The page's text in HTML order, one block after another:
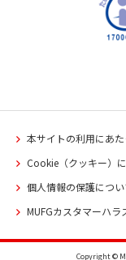
本サイトの利用にあた
Cookie（クッキー）
個人情報の保護につい
MUFGカスタマーハ
Copyright ©